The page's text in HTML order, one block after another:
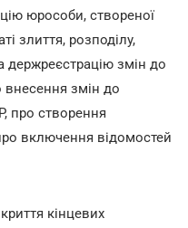
юрособи, створеної
злиття, розподілу,
держреєстрацію змін до
внесення змін до
про створення
включення відомостей
кінцевих